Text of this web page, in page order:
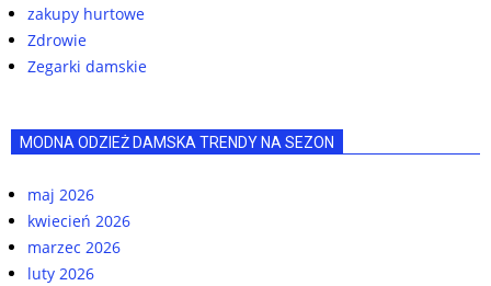
zakupy hurtowe
Zdrowie
Zegarki damskie
MODNA ODZIEŻ DAMSKA TRENDY NA SEZON
maj 2026
kwiecień 2026
marzec 2026
luty 2026